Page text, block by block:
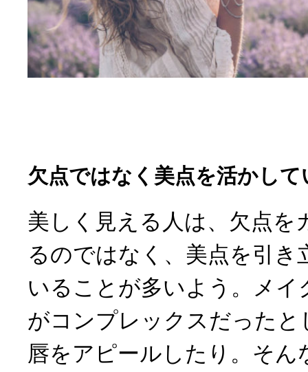
欠点ではなく美点を活かして
美しく見える人は、欠点を
るのではなく、美点を引き
いることが多いよう。メイ
がコンプレックスだったと
唇をアピールしたり。そん